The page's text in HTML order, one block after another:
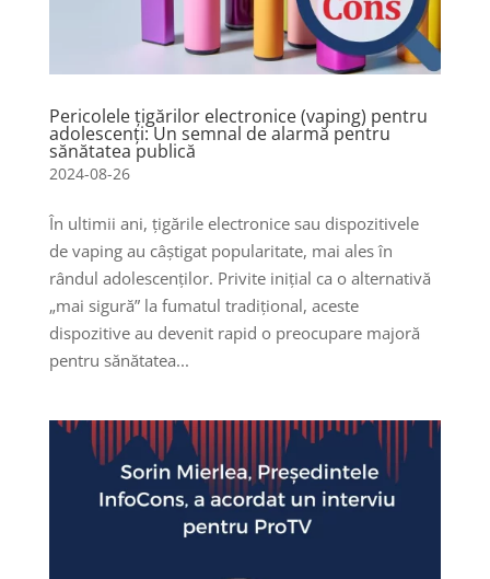
Pericolele țigărilor electronice (vaping) pentru
adolescenți: Un semnal de alarmă pentru
sănătatea publică
2024-08-26
În ultimii ani, țigările electronice sau dispozitivele
de vaping au câștigat popularitate, mai ales în
rândul adolescenților. Privite inițial ca o alternativă
„mai sigură” la fumatul tradițional, aceste
dispozitive au devenit rapid o preocupare majoră
pentru sănătatea...